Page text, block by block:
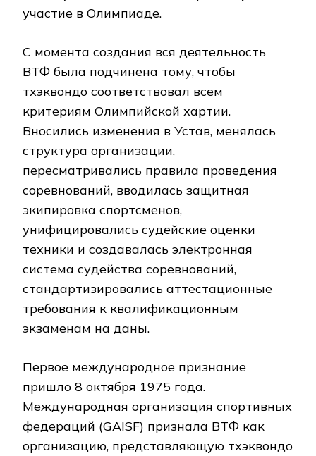
участие в Олимпиаде.
С момента создания вся деятельность
ВТФ была подчинена тому, чтобы
тхэквондо соответствовал всем
критериям Олимпийской хартии.
Вносились изменения в Устав, менялась
структура организации,
пересматривались правила проведения
соревнований, вводилась защитная
экипировка спортсменов,
унифицировались судейские оценки
техники и создавалась электронная
система судейства соревнований,
стандартизировались аттестационные
требования к квалификационным
экзаменам на даны.
Первое международное признание
пришло 8 октября 1975 года.
Международная организация спортивных
федераций (GAISF) признала ВТФ как
организацию, представляющую тхэквондо